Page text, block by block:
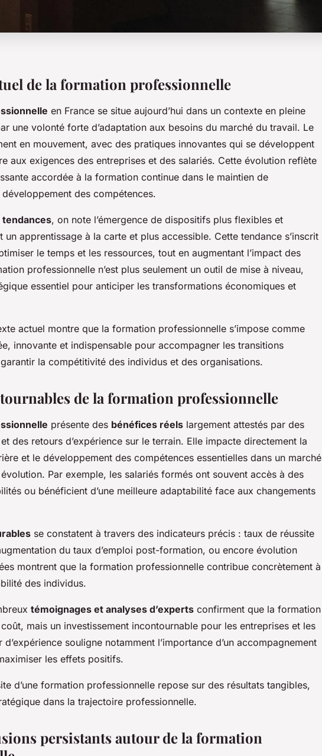
de la formation professionnelle
en France se situe aujourd’hui dans un contexte en pleine
une volonté forte d’adaptation aux besoins du marché du travail. Le
en mouvement, avec des pratiques innovantes qui se développent
aux exigences des entreprises et des salariés. Cette évolution reflète
accordée à la formation continue dans le maintien de
développement des compétences.
tendances, on note l’émergence de dispositifs plus flexibles et
un apprentissage à la carte et plus accessible. Cette tendance s’inscrit
le temps et les ressources, tout en augmentant l’impact des
professionnelle n’est plus seulement un outil de mise à niveau,
essentiel pour anticiper les transformations économiques et
actuel montre que la formation professionnelle s’impose comme
innovante et indispensable pour accompagner les transitions
la compétitivité des individus et des organisations.
de la formation professionnelle
présente des bénéfices réels largement attestés par des
des retours d’expérience sur le terrain. Elle impacte directement la
et le développement des compétences essentielles dans un marché
Par exemple, les salariés formés ont souvent accès à des
ou bénéficient d’une meilleure adaptabilité face aux changements
se constatent à travers des indicateurs précis : taux de réussite
du taux d’emploi post-formation, ou encore évolution
montrent que la formation professionnelle contribue concrètement à
des individus.
témoignages et analyses d’experts confirment que la formation
coût, mais un investissement incontournable pour les entreprises et les
souligne notamment l’importance d’un accompagnement
les effets positifs.
d’une formation professionnelle repose sur des résultats tangibles,
dans la trajectoire professionnelle.
persistants autour de la formation